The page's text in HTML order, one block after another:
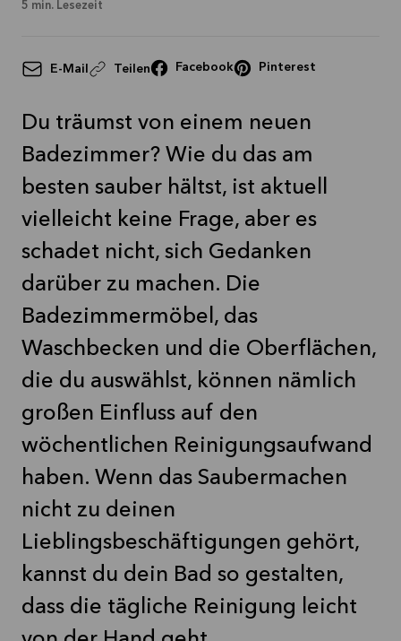
5 min. Lesezeit
E-Mail Teilen Facebook Pinterest
Du träumst von einem neuen
Badezimmer? Wie du das am
besten sauber hältst, ist aktuell
vielleicht keine Frage, aber es
schadet nicht, sich Gedanken
darüber zu machen. Die
Badezimmermöbel, das
Waschbecken und die Oberflächen,
die du auswählst, können nämlich
großen Einfluss auf den
wöchentlichen Reinigungsaufwand
haben. Wenn das Saubermachen
nicht zu deinen
Lieblingsbeschäftigungen gehört,
kannst du dein Bad so gestalten,
dass die tägliche Reinigung leicht